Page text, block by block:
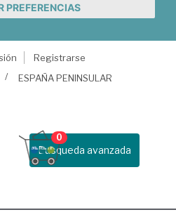
PREFERENCIAS
Registrarse
ESPAÑA PENINSULAR
Busqueda avanzada
0